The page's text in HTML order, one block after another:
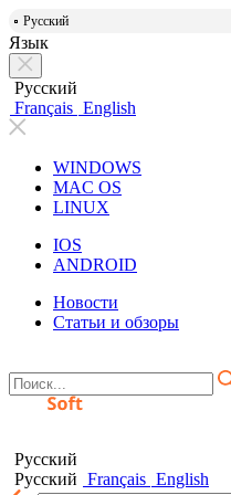
Русский
Язык
Русский
Français English
WINDOWS
MAC OS
LINUX
IOS
ANDROID
Новости
Статьи и обзоры
Русский
Русский Français English